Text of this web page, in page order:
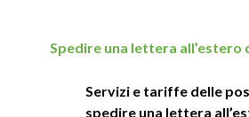
Spedire una lettera all’estero
Servizi e tariffe delle
spedire una lettera